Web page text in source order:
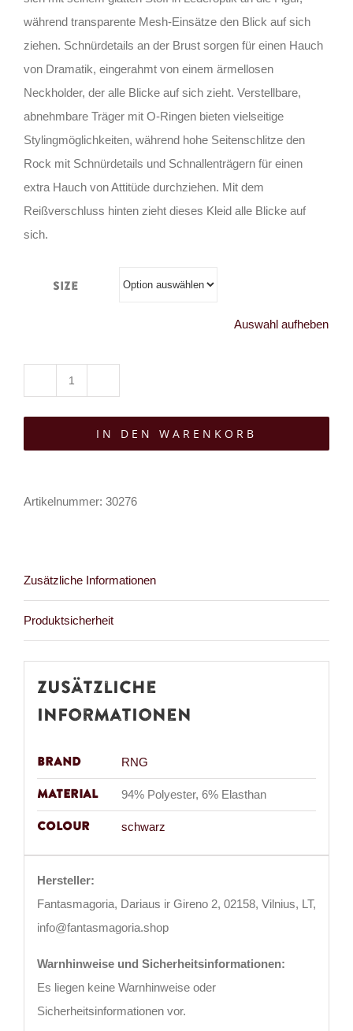
während transparente Mesh-Einsätze den Blick auf sich
ziehen. Schnürdetails an der Brust sorgen für einen Hauch
von Dramatik, eingerahmt von einem ärmellosen
Neckholder, der alle Blicke auf sich zieht. Verstellbare,
abnehmbare Träger mit O-Ringen bieten vielseitige
Stylingmöglichkeiten, während hohe Seitenschlitze den
Rock mit Schnürdetails und Schnallenträgern für einen
extra Hauch von Attitüde durchziehen. Mit dem
Reißverschluss hinten zieht dieses Kleid alle Blicke auf
sich.
Size
Auswahl aufheben
Kleid
DaredollIN DEN WARENKORB
Artikelnummer: 30276
Zusätzliche Informationen
Produktsicherheit
Zusätzliche
Informationen
Brand RNG
Material 94% Polyester, 6% Elasthan
Colour schwarz
Hersteller:
Fantasmagoria, Dariaus ir Gireno 2, 02158, Vilnius, LT,
info@fantasmagoria.shop
Warnhinweise und Sicherheitsinformationen:
Es liegen keine Warnhinweise oder
Sicherheitsinformationen vor.